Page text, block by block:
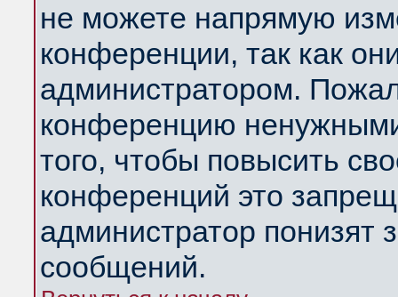
не можете напрямую
конференции, так как
администратором.
конференцию
того, чтобы повысить
конференций это
администратор понизят
сообщений.